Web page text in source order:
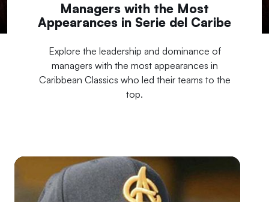
Managers with the Most
Appearances in Serie del Caribe
Explore the leadership and dominance of
managers with the most appearances in
Caribbean Classics who led their teams to the
top.